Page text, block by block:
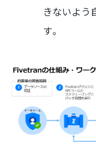
きないよう
す。